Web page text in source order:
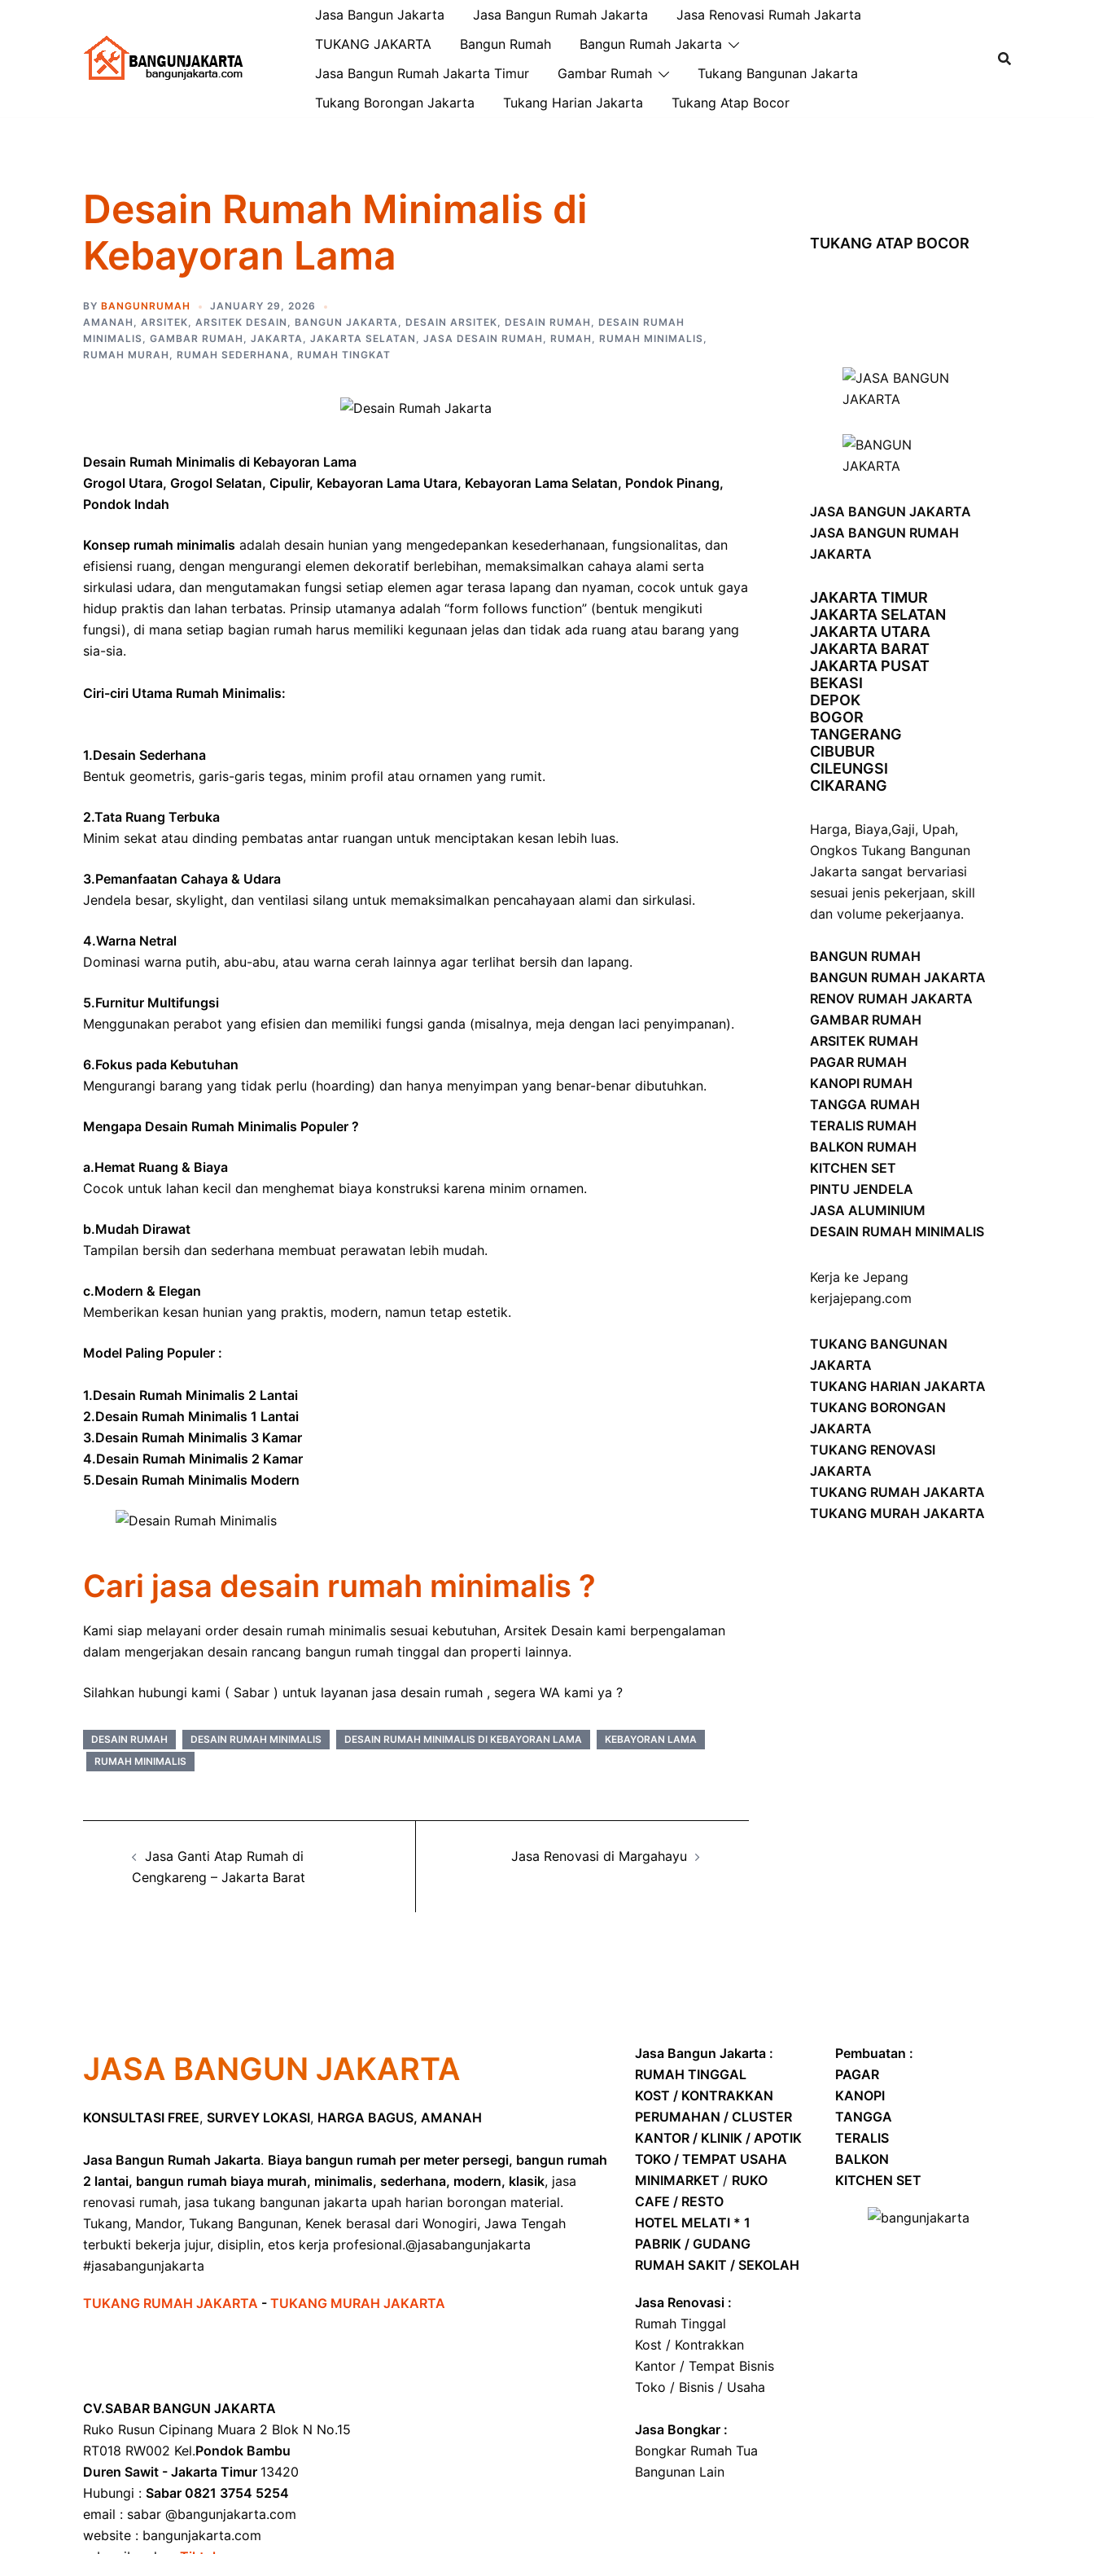
Jasa Bangun Jakarta Jasa Bangun Rumah Jakarta
Jasa Renovasi Rumah Jakarta
TUKANG JAKARTA
Bangun Rumah
Bangun Rumah Jakarta
Jasa Bangun Rumah Jakarta Timur
Gambar Rumah
Tukang Bangunan Jakarta
Tukang Borongan Jakarta
Tukang Harian Jakarta Tukang Atap Bocor
Desain Rumah Minimalis di
Kebayoran Lama
BY BANGUNRUMAH
JANUARY 29, 2026
AMANAH , ARSITEK, ARSITEK DESAIN , BANGUN JAKARTA, DESAIN ARSITEK, DESAIN RUMAH , DESAIN RUMAH
MINIMALIS, GAMBAR RUMAH , JAKARTA, JAKARTA SELATAN , JASA DESAIN RUMAH , RUMAH , RUMAH MINIMALIS,
RUMAH MURAH , RUMAH SEDERHANA, RUMAH TINGKAT
Desain Rumah Minimalis di Kebayoran Lama
Grogol Utara, Grogol Selatan, Cipulir, Kebayoran Lama Utara, Kebayoran Lama Selatan, Pondok Pinang,
Pondok Indah
Konsep rumah minimalis adalah desain hunian yang mengedepankan kesederhanaan, fungsionalitas, dan
efisiensi ruang, dengan mengurangi elemen dekoratif berlebihan, memaksimalkan cahaya alami serta
sirkulasi udara, dan mengutamakan fungsi setiap elemen agar terasa lapang dan nyaman, cocok untuk gaya
hidup praktis dan lahan terbatas. Prinsip utamanya adalah “form follows function” (bentuk mengikuti
fungsi), di mana setiap bagian rumah harus memiliki kegunaan jelas dan tidak ada ruang atau barang yang
sia-sia.
Ciri-ciri Utama Rumah Minimalis:
1.Desain Sederhana
Bentuk geometris, garis-garis tegas, minim profil atau ornamen yang rumit.
2.Tata Ruang Terbuka
Minim sekat atau dinding pembatas antar ruangan untuk menciptakan kesan lebih luas.
3.Pemanfaatan Cahaya & Udara
Jendela besar, skylight, dan ventilasi silang untuk memaksimalkan pencahayaan alami dan sirkulasi.
4.Warna Netral
Dominasi warna putih, abu-abu, atau warna cerah lainnya agar terlihat bersih dan lapang.
5.Furnitur Multifungsi
Menggunakan perabot yang efisien dan memiliki fungsi ganda (misalnya, meja dengan laci penyimpanan).
6.Fokus pada Kebutuhan
Mengurangi barang yang tidak perlu (hoarding) dan hanya menyimpan yang benar-benar dibutuhkan.
Mengapa Desain Rumah Minimalis Populer ?
a.Hemat Ruang & Biaya
Cocok untuk lahan kecil dan menghemat biaya konstruksi karena minim ornamen.
b.Mudah Dirawat
Tampilan bersih dan sederhana membuat perawatan lebih mudah.
c.Modern & Elegan
Memberikan kesan hunian yang praktis, modern, namun tetap estetik.
Model Paling Populer :
1.Desain Rumah Minimalis 2 Lantai
2.Desain Rumah Minimalis 1 Lantai
3.Desain Rumah Minimalis 3 Kamar
4.Desain Rumah Minimalis 2 Kamar
5.Desain Rumah Minimalis Modern
Cari jasa desain rumah minimalis ?
Kami siap melayani order desain rumah minimalis sesuai kebutuhan, Arsitek Desain kami berpengalaman
dalam mengerjakan desain rancang bangun rumah tinggal dan properti lainnya.
Silahkan hubungi kami ( Sabar ) untuk layanan jasa desain rumah , segera WA kami ya ?
DESAIN RUMAH DESAIN RUMAH MINIMALIS DESAIN RUMAH MINIMALIS DI KEBAYORAN LAMA
KEBAYORAN LAMA
RUMAH MINIMALIS
navigation
Jasa Ganti Atap Rumah di
Cengkareng – Jakarta Barat
Jasa Renovasi di Margahayu
TUKANG ATAP BOCOR
JASA BANGUN JAKARTA
JASA BANGUN RUMAH
JAKARTA
JAKARTA TIMUR
JAKARTA SELATAN
JAKARTA UTARA
JAKARTA BARAT
JAKARTA PUSAT
BEKASI
DEPOK
BOGOR
TANGERANG
CIBUBUR
CILEUNGSI
CIKARANG
Harga, Biaya,Gaji, Upah,
OngkosTukang Bangunan
Jakarta sangat bervariasi
sesuai jenis pekerjaan, skill
dan volume pekerjaanya.
BANGUN RUMAH
BANGUN RUMAH JAKARTA
RENOV RUMAH JAKARTA
GAMBAR RUMAH
ARSITEK RUMAH
PAGAR RUMAH
KANOPI RUMAH
TANGGA RUMAH
TERALIS RUMAH
BALKON RUMAH
KITCHEN SET
PINTU JENDELA
JASA ALUMINIUM
DESAIN RUMAH MINIMALIS
Kerja ke Jepang
kerjajepang.com
TUKANG BANGUNAN
JAKARTA
TUKANG HARIAN JAKARTA
TUKANG BORONGAN
JAKARTA
TUKANG RENOVASI
JAKARTA
TUKANG RUMAH JAKARTA
TUKANG MURAH JAKARTA
JASA BANGUN JAKARTA
KONSULTASI FREE, SURVEY LOKASI, HARGA BAGUS, AMANAH
Jasa Bangun Rumah Jakarta. Biaya bangun rumah per meter persegi, bangun rumah
2 lantai, bangun rumah biaya murah, minimalis, sederhana, modern, klasik, jasa
renovasi rumah, jasa tukang bangunan jakarta upah harian borongan material.
Tukang, Mandor, Tukang Bangunan, Kenek berasal dari Wonogiri, Jawa Tengah
terbukti bekerja jujur, disiplin, etos kerja profesional.@jasabangunjakarta
#jasabangunjakarta
TUKANG RUMAH JAKARTA - TUKANG MURAH JAKARTA
CV.SABAR BANGUN JAKARTA
Ruko Rusun Cipinang Muara 2 Blok N No.15
RT018 RW002 Kel.Pondok Bambu
Duren Sawit - Jakarta Timur 13420
Hubungi : Sabar 0821 3754 5254
email : sabar @bangunjakarta.com
website : bangunjakarta.com
Jasa Bangun Jakarta :
RUMAH TINGGAL
KOST / KONTRAKKAN
PERUMAHAN / CLUSTER
KANTOR / KLINIK / APOTIK
TOKO / TEMPAT USAHA
MINIMARKET / RUKO
CAFE / RESTO
HOTEL MELATI * 1
PABRIK / GUDANG
RUMAH SAKIT / SEKOLAH
Jasa Renovasi :
Rumah Tinggal
Kost / Kontrakkan
Kantor / Tempat Bisnis
Toko / Bisnis / Usaha
Jasa Bongkar :
Bongkar Rumah Tua
Bangunan Lain
Pembuatan :
PAGAR
KANOPI
TANGGA
TERALIS
BALKON
KITCHEN SET